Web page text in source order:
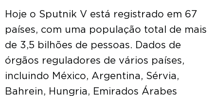
Hoje o Sputnik V está registrado em 67
países, com uma população total de mais
de 3,5 bilhões de pessoas. Dados de
órgãos reguladores de vários países,
incluindo México, Argentina, Sérvia,
Bahrein, Hungria, Emirados Árabes